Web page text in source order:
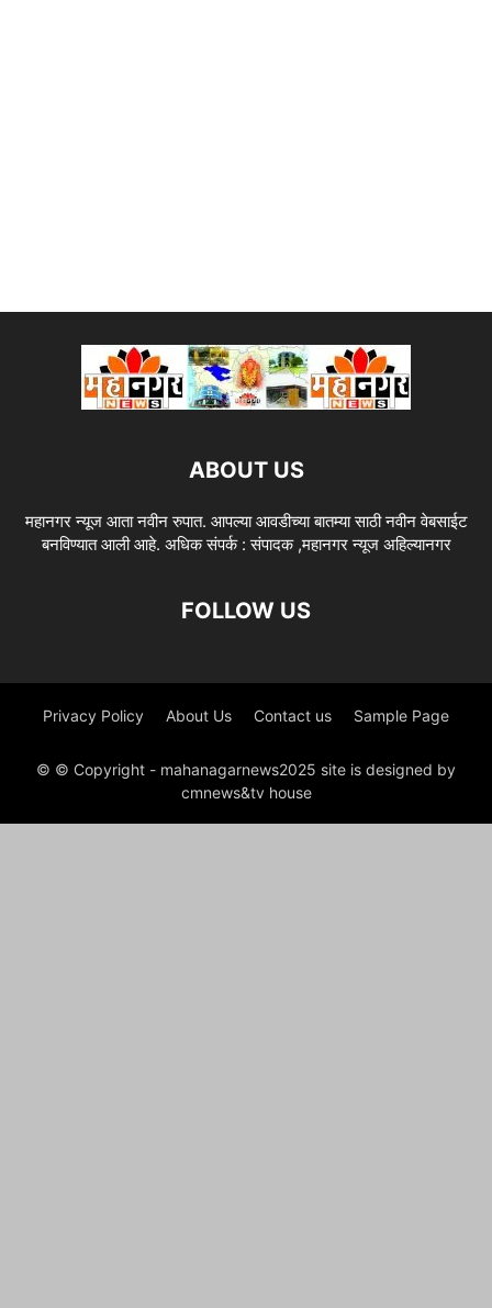
ABOUT US
महानगर न्यूज आता नवीन रुपात. आपल्या आवडीच्या बातम्या साठी नवीन वेबसाईट
बनविण्यात आली आहे. अधिक संपर्क : संपादक ,महानगर न्यूज अहिल्यानगर
FOLLOW US
Privacy Policy About Us Contact us Sample Page
© © Copyright - mahanagarnews2025 site is designed by
cmnews&tv house